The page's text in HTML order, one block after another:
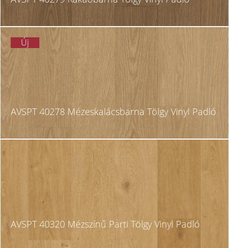
Új
AVSPT 40278 Mézeskalácsbarna Tölgy Vinyl Padló
AVSPT 40320 Mézszínű Parti Tölgy Vinyl Padló